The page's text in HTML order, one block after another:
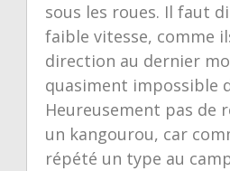
sous les roues. Il faut
faible vitesse, comme
direction au dernier
quasiment impossible
Heureusement pas de
un kangourou, car
répété un type au